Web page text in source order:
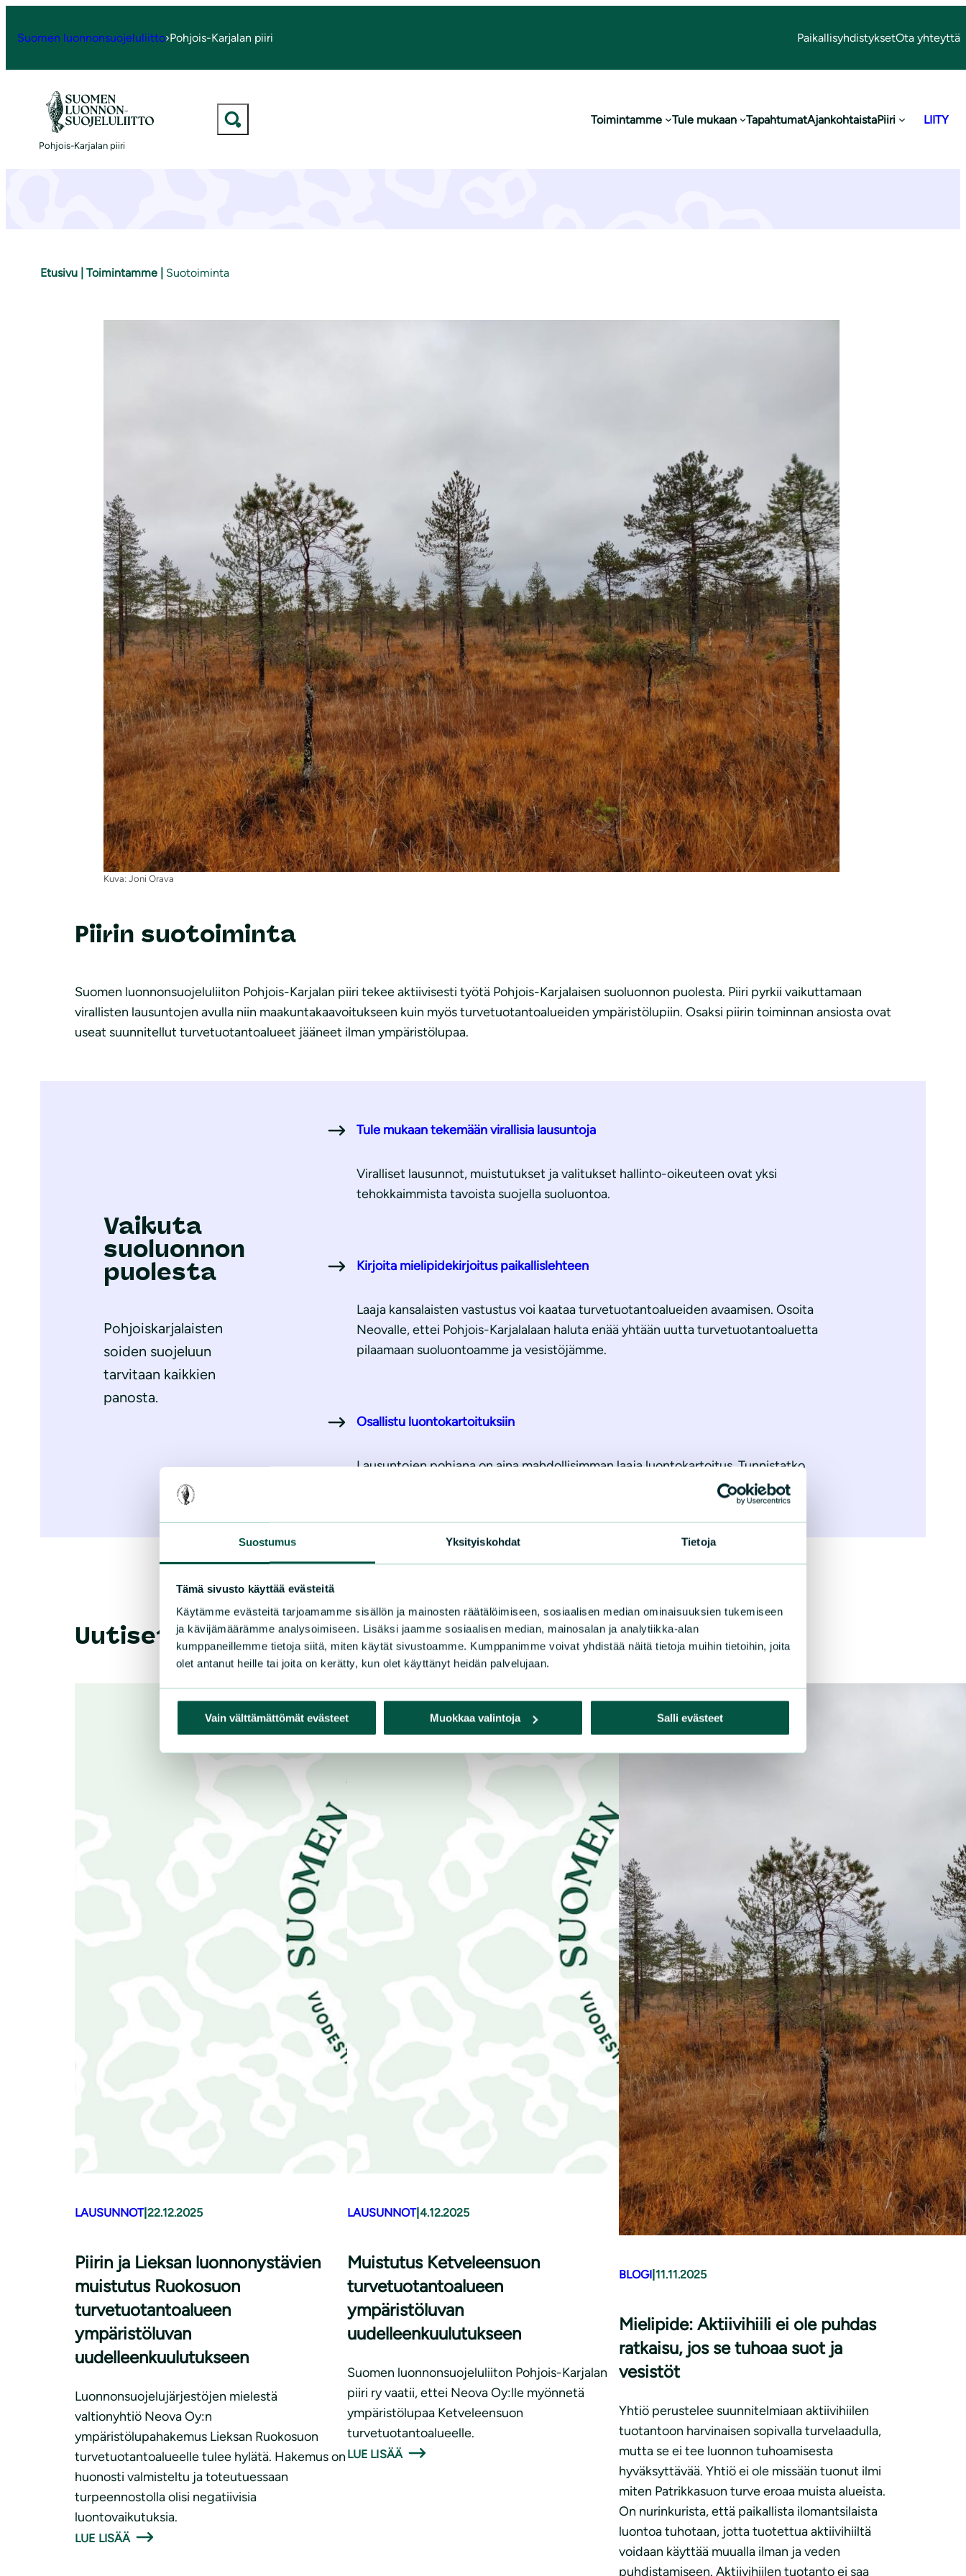
Suostumus Yksityiskohdat Tietoja
Tämä sivusto käyttää evästeitä
Käytämme evästeitä tarjoamamme sisällön ja mainosten räätälöimiseen, sosiaalisen median ominaisuuksien tukemiseen
ja kävijämäärämme analysoimiseen. Lisäksi jaamme sosiaalisen median, mainosalan ja analytiikka-alan
kumppaneillemme tietoja siitä, miten käytät sivustoamme. Kumppanimme voivat yhdistää näitä tietoja muihin tietoihin, joita
olet antanut heille tai joita on kerätty, kun olet käyttänyt heidän palvelujaan.
Vain välttämättömät evästeet Muokkaa valintoja Salli evästeet
Suomen luonnonsuojeluliitto›Pohjois-Karjalan piiri PaikallisyhdistyksetOta yhteyttä
Pohjois-Karjalan piiri
Toimintamme Tule mukaan TapahtumatAjankohtaistaPiiri LIITY
Suotoiminta
Etusivu Toimintamme Suotoiminta
Kuva: Joni Orava
Piirin suotoiminta
Suomen luonnonsuojeluliiton Pohjois-Karjalan piiri tekee aktiivisesti työtä Pohjois-Karjalaisen suoluonnon puolesta. Piiri pyrkii vaikuttamaan
virallisten lausuntojen avulla niin maakuntakaavoitukseen kuin myös turvetuotantoalueiden ympäristölupiin. Osaksi piirin toiminnan ansiosta ovat
useat suunnitellut turvetuotantoalueet jääneet ilman ympäristölupaa.
Vaikuta
suoluonnon
puolesta
Pohjoiskarjalaisten
soiden suojeluun
tarvitaan kaikkien
panosta.
Tule mukaan tekemään virallisia lausuntoja
Viralliset lausunnot, muistutukset ja valitukset hallinto-oikeuteen ovat yksi
tehokkaimmista tavoista suojella suoluontoa.
Kirjoita mielipidekirjoitus paikallislehteen
Laaja kansalaisten vastustus voi kaataa turvetuotantoalueiden avaamisen. Osoita
Neovalle, ettei Pohjois-Karjalalaan haluta enää yhtään uutta turvetuotantoaluetta
pilaamaan suoluontoamme ja vesistöjämme.
Osallistu luontokartoituksiin
Lausuntojen pohjana on aina mahdollisimman laaja luontokartoitus. Tunnistatko
Uutiset, lausunnot ja mielipidekirjoitukset suoluonnosta
LAUSUNNOT| 22.12.2025
Piirin ja Lieksan luonnonystävien
muistutus Ruokosuon
turvetuotantoalueen
ympäristöluvan
uudelleenkuulutukseen
Luonnonsuojelujärjestöjen mielestä
valtionyhtiö Neova Oy:n
ympäristölupahakemus Lieksan Ruokosuon
turvetuotantoalueelle tulee hylätä. Hakemus on
huonosti valmisteltu ja toteutuessaan
turpeennostolla olisi negatiivisia
luontovaikutuksia.
LUE LISÄÄ
LAUSUNNOT| 4.12.2025
Muistutus Ketveleensuon
turvetuotantoalueen
ympäristöluvan
uudelleenkuulutukseen
Suomen luonnonsuojeluliiton Pohjois-Karjalan
piiri ry vaatii, ettei Neova Oy:lle myönnetä
ympäristölupaa Ketveleensuon
turvetuotantoalueelle.
LUE LISÄÄ
BLOGI 11.11.2025
Mielipide: Aktiivihiili ei ole puhdas
ratkaisu, jos se tuhoaa suot ja
vesistöt
Yhtiö perustelee suunnitelmiaan aktiivihiilen
tuotantoon harvinaisen sopivalla turvelaadulla,
mutta se ei tee luonnon tuhoamisesta
hyväksyttävää. Yhtiö ei ole missään tuonut ilmi
miten Patrikkasuon turve eroaa muista alueista.
On nurinkurista, että paikallista ilomantsilaista
luontoa tuhotaan, jotta tuotettua aktiivihiiltä
voidaan käyttää muualla ilman ja veden
puhdistamiseen. Aktiivihiilen tuotanto ei saa